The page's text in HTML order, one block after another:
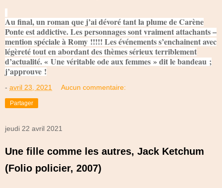
Au final, un roman que j’ai dévoré tant la plume de Carène
Ponte est addictive. Les personnages sont vraiment attachants –
mention spéciale à Romy !!!!! Les événements s’enchainent avec
légèreté tout en abordant des thèmes sérieux terriblement
d’actualité. « Une véritable ode aux femmes » dit le bandeau ;
j’approuve !
- avril 23, 2021 Aucun commentaire:
Partager
jeudi 22 avril 2021
Une fille comme les autres, Jack Ketchum
(Folio policier, 2007)